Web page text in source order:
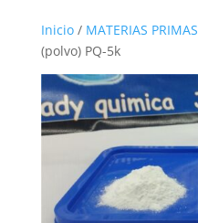
Inicio/ MATERIAS PRIMAS
(polvo) PQ-5k